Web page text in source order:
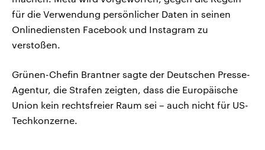
für die Verwendung persönlicher Daten in seinen
Onlinediensten Facebook und Instagram zu
verstoßen.
Grünen-Chefin Brantner sagte der Deutschen Presse-
Agentur, die Strafen zeigten, dass die Europäische
Union kein rechtsfreier Raum sei – auch nicht für US-
Techkonzerne.